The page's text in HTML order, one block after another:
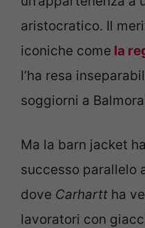
aristocratico. Il
iconiche come la
l’ha resa
soggiorni a
Ma la barn jacket
successo parallelo
dove Carhartt ha
lavoratori con